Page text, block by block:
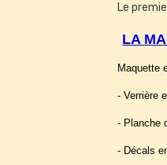
Le
LA
Maquette
- Verrière
- Planche
- Décals